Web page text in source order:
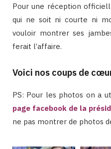
Pour une réception
qui ne soit ni courte ni
vouloir montrer ses
ferait l’affaire.
Voici nos coups de
PS: Pour les photos on a
page facebook de la
ne pas montrer de photos